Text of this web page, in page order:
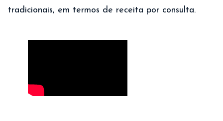
tradicionais, em termos de receita por consulta.